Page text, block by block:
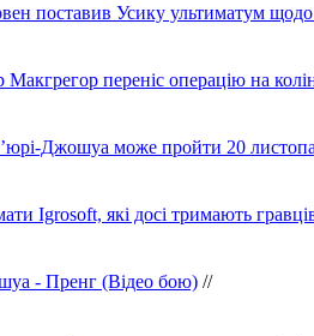
поставив Усику ультиматум
Макгрегор переніс операцію на
Джошуа може пройти 20
Igrosoft, які досі тримають
- Пренг (Відео бою) //